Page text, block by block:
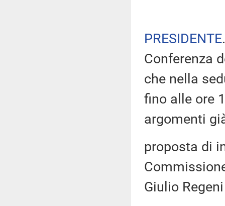
PRESIDENTE
Conferenza
che nella
fino alle ore
argomenti
proposta di
Giulio